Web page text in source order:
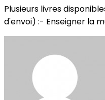
Plusieurs livres
d'envoi) :- Enseigner la